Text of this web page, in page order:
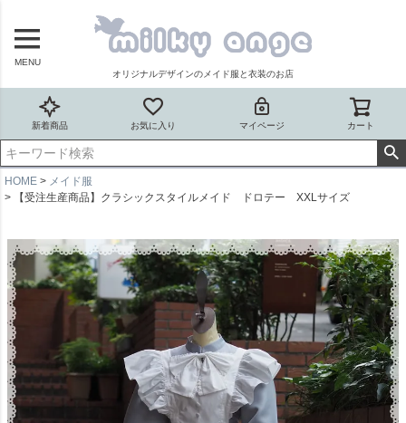
MENU
オリジナルデザインのメイド服と衣装のお店
新着商品 お気に入り マイページ カート
HOME
メイド服
【受注生産商品】クラシックスタイルメイド ドロテー XXLサイズ